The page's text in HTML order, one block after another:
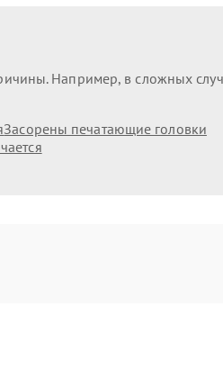
Например, в сложных
Засорены печатающие головки